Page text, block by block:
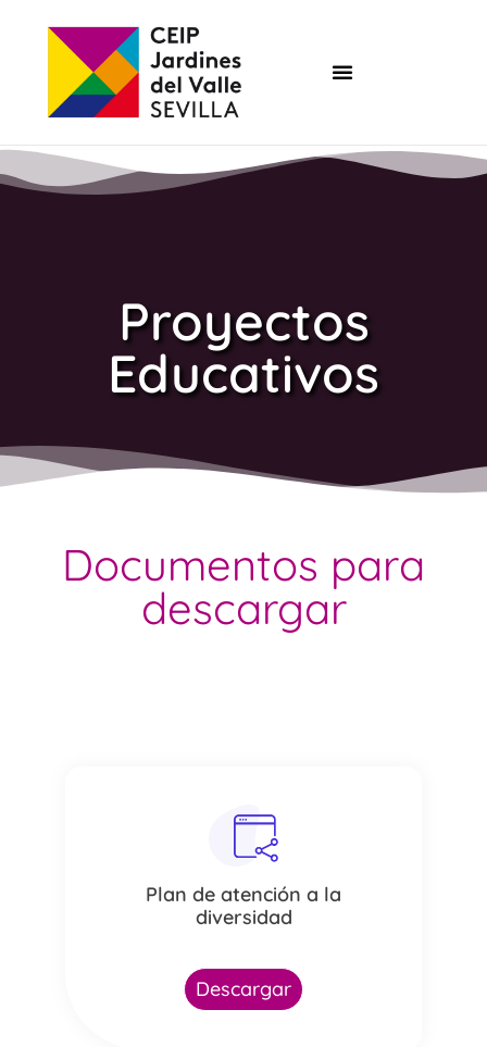
Proyectos
Educativos
Documentos para
descargar
Plan de atención a la
diversidad
Descargar